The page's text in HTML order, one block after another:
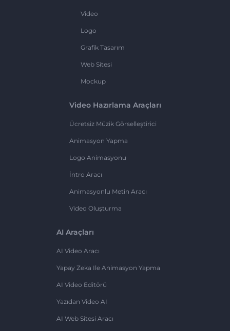
Video
Logo
Grafik Tasarım
Web Sitesi
Mockup
Video Hazırlama Araçları
Ücretsiz Müzik Görselleştirici
Animasyon Yapma
Logo Animasyonu
İntro Aracı
Animasyonlu Metin Aracı
Video Oluşturma
AI Araçları
AI Video Aracı
Yapay Zeka Ile Animasyon Yapma
AI Video Editörü
Yazıdan Video AI
AI Web Sitesi Aracı